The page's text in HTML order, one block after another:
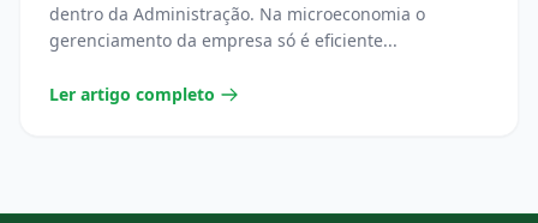
dentro da Administração. Na microeconomia o
gerenciamento da empresa só é eficiente...
Ler artigo completo